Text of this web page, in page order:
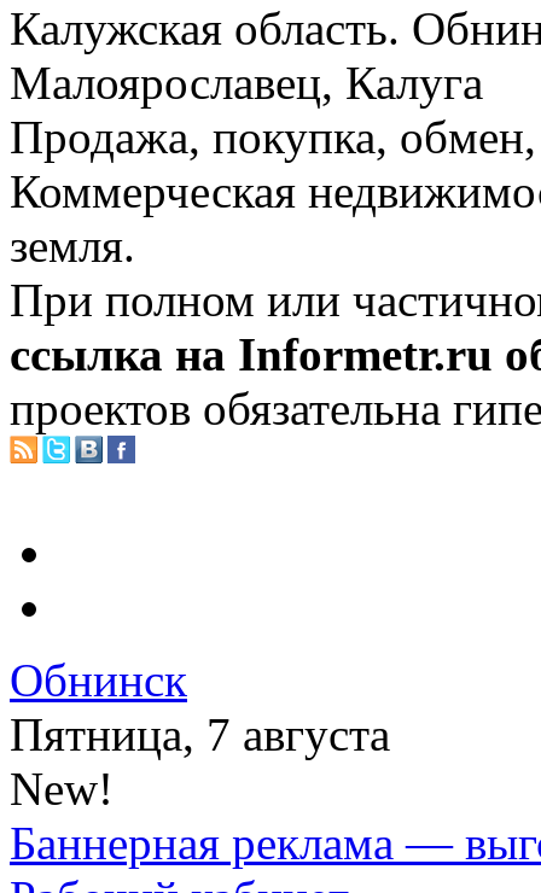
Калужская область.
Малоярославец, Калуга
Продажа, покупка, обмен,
Коммерческая
земля.
При полном или
ссылка на Informetr.ru
проектов обязательна
Обнинск
Пятница, 7 августа
New!
Баннерная реклама —